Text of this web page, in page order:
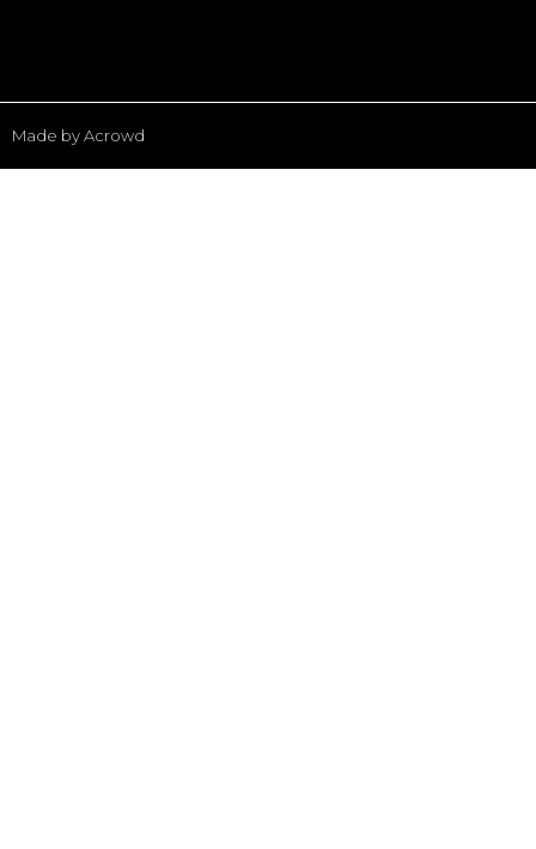
Made by Acrowd